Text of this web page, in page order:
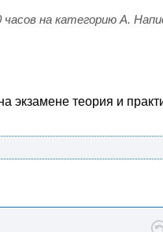
на категорию А.
экзамене теория и